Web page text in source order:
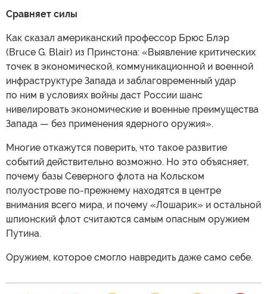
Сравняет силы
Как сказал американский профессор Брюс Блэр
(Bruce G. Blair) из Принстона: «Выявление критических
точек в экономической, коммуникационной и военной
инфраструктуре Запада и заблаговременный удар
по ним в условиях войны даст России шанс
нивелировать экономические и военные преимущества
Запада — без применения ядерного оружия».
Многие откажутся поверить, что такое развитие
событий действительно возможно. Но это объясняет,
почему базы Северного флота на Кольском
полуострове по-прежнему находятся в центре
внимания всего мира, и почему «Лошарик» и остальной
шпионский флот считаются самым опасным оружием
Путина.
Оружием, которое смогло навредить даже само себе.